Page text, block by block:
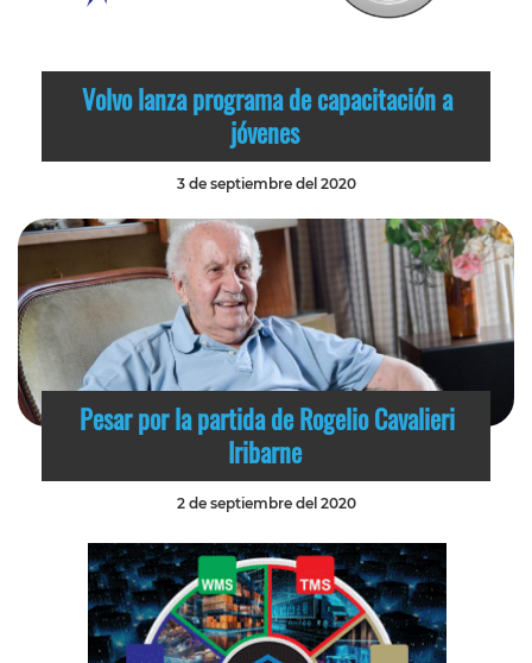
Volvo lanza programa de capacitación a
jóvenes
3 de septiembre del 2020
Pesar por la partida de Rogelio Cavalieri
Iribarne
2 de septiembre del 2020